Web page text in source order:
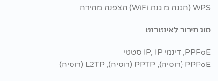
WPS (הגנה מוגנת WiFi) הצפנה מהירה
סוג חיבור לאינטרנט
PPPoE, דינמי IP, IP סטטי
PPPoE (רוסיה), PPTP (רוסיה), L2TP (רוסיה)